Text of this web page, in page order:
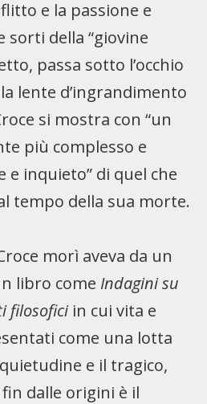
e la passione e
sorti della “giovine
passa sotto l’occhio
lente d’ingrandimento
si mostra con “un
più complesso e
e inquieto” di quel che
tempo della sua morte.
morì aveva da un
libro come Indagini su
filosoficiin cui vita e
come una lotta
e il tragico,
dalle origini è il